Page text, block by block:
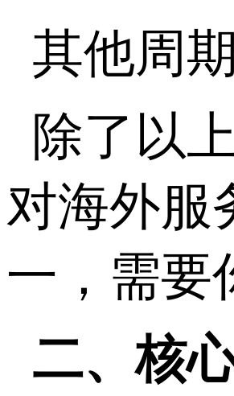
其他周
除了以
对海外服
一，需要
二、核